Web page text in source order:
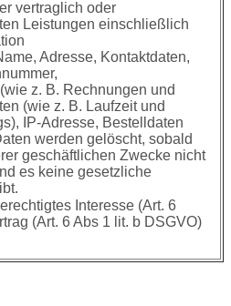
vertraglich oder
Leistungen einschließlich
Adresse, Kontaktdaten,
z. B. Rechnungen und
(wie z. B. Laufzeit und
IP-Adresse, Bestelldaten
werden gelöscht, sobald
geschäftlichen Zwecke nicht
es keine gesetzliche
Interesse (Art. 6
(Art. 6 Abs 1 lit. b DSGVO)